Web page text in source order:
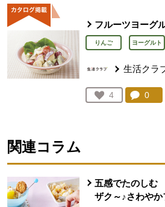
フルーツヨーグ
りんご ヨーグルト
生活クラ
お気に入り登
4
人が登録
コメ
0
関連コラム
五感でたのしむ
ザク～♪さわや